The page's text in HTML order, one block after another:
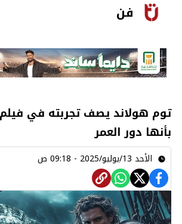
فن
توم هولاند يصف تجربته في
بأنها دور العمر
الأحد 13/يوليو/2025 - 09:18 ص